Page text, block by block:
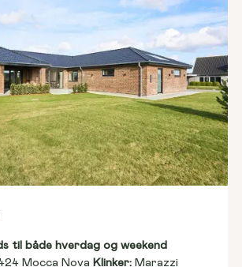
til både hverdag og weekend
Mocca Nova Klinker: Marazzi